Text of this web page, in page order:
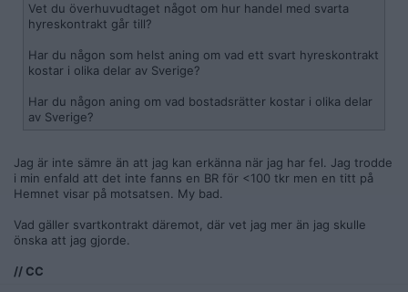
Vet du överhuvudtaget något om hur handel med svarta
hyreskontrakt går till?
Har du någon som helst aning om vad ett svart hyreskontrakt
kostar i olika delar av Sverige?
Har du någon aning om vad bostadsrätter kostar i olika delar
av Sverige?
Jag är inte sämre än att jag kan erkänna när jag har fel. Jag trodde
i min enfald att det inte fanns en BR för <100 tkr men en titt på
Hemnet visar på motsatsen. My bad.
Vad gäller svartkontrakt däremot, där vet jag mer än jag skulle
önska att jag gjorde.
// CC